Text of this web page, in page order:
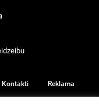
Kontakti Reklama